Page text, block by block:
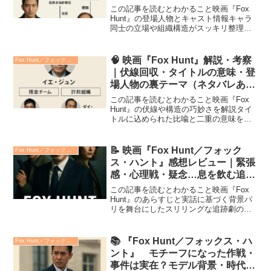
わかりやすく整理（相関図付き）
この記事を読むとわかること映画『Fox
Hunt』の登場人物とキャスト情報キャラ
同士の立場や組織構造がスッキリ整理敵
ト』は、実際の国際金融詐欺事件をもと
にしたアク...
Fox Hunt／フォックス・ハント
🧠 映画『Fox Hunt』解説・考察
｜伏線回収・タイトルの意味・登
場人物の裏テーマ（ネタバレあ
り）
この記事を読むとわかること映画『Fox
Hunt』の伏線や構造の巧妙さを解説タイ
トルに込められた比喩と二重の意味を考
ス・ハント』は、国際金融詐欺と越境逃
亡──“狐...
Fox Hunt／フォックス・ハント
📝 映画『Fox Hunt／フォック
ス・ハント』感想レビュー｜緊張
感・心理戦・疑念…息を飲む追跡
劇（ネタバレなし）
この記事を読むとわかること映画『Fox
Hunt』のあらすじと実話に基づく背景パ
リを舞台にしたスリリングな追跡劇の魅
ォックス・ハント』は、国をまたいだ金
融...
📚 『Fox Hunt／フォックス・ハ
ント』 モチーフになった作戦・
事件は実在？モデル背景・時代設